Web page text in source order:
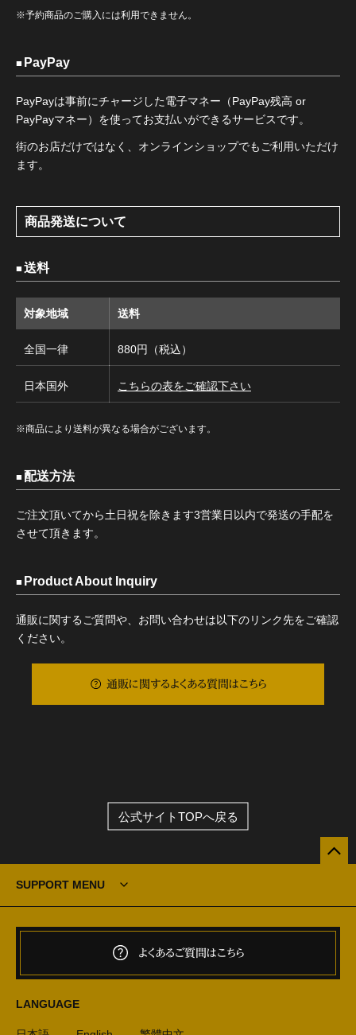
※予約商品のご購入には利用できません。
PayPay
PayPayは事前にチャージした電子マネー（PayPay残高 or
PayPayマネー）を使ってお支払いができるサービスです。
街のお店だけではなく、オンラインショップでもご利用いただけ
ます。
商品発送について
送料
対象地域 送料
全国一律 880円（税込）
日本国外 こちらの表をご確認下さい
※商品により送料が異なる場合がございます。
配送方法
ご注文頂いてから土日祝を除きます3営業日以内で発送の手配を
させて頂きます。
Product About Inquiry
通販に関するご質問や、お問い合わせは以下のリンク先をご確認
ください。
通販に関するよくある質問はこちら
公式サイトTOPへ戻る
SUPPORT MENU
よくあるご質問はこちら
LANGUAGE